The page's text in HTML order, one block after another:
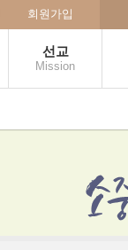
회원가입
선교
Mission